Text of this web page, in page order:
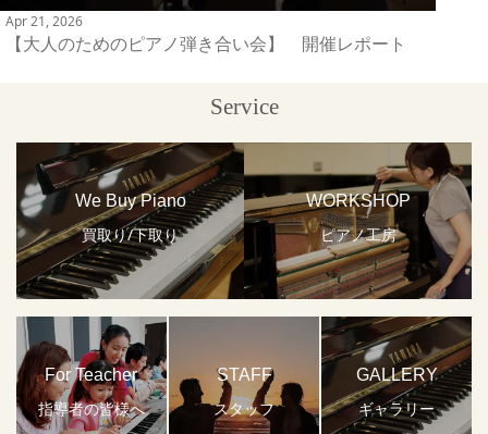
Apr 21, 2026
【大人のためのピアノ弾き合い会】 開催レポート
Service
We Buy Piano
買取り/下取り
WORKSHOP
ピアノ工房
For Teacher
指導者の皆様へ
STAFF
スタッフ
GALLERY
ギャラリー